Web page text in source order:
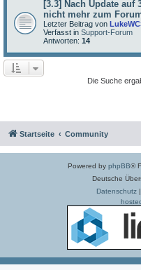
[3.3] Nach Update
nicht mehr zum
Letzter Beitrag von
Verfasst in Support-Forum
Antworten: 14
Die Suche
Startseite Community
Powered by phpBB®
Deutsche
Datenschutz|